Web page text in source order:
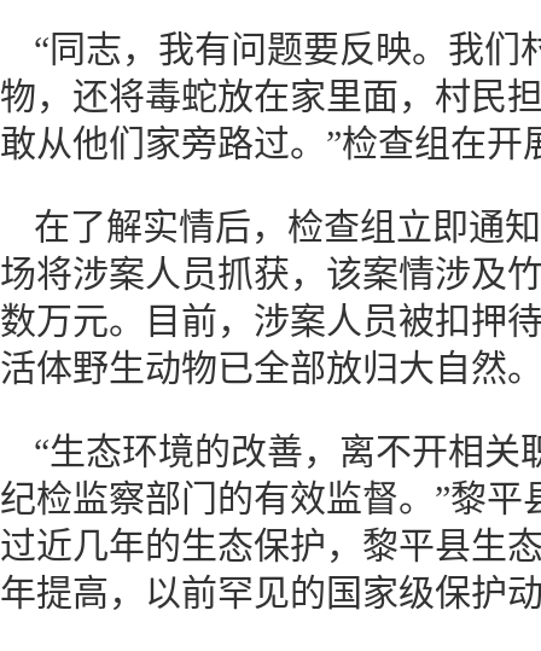
“同志，我有问题要反映。我
物，还将毒蛇放在家里面，村民
敢从他们家旁路过。”检查组在
在了解实情后，检查组立即通
场将涉案人员抓获，该案情涉
数万元。目前，涉案人员被扣押
活体野生动物已全部放归大自然
“生态环境的改善，离不开相
纪检监察部门的有效监督。”黎
过近几年的生态保护，黎平县生
年提高，以前罕见的国家级保护